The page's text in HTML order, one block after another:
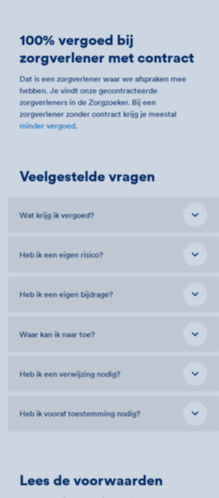
100% vergoed bij
zorgverlener met contract
Dat is een zorgverlener waar we afspraken mee
hebben. Je vindt onze gecontracteerde
zorgverleners in de Zorgzoeker. Bij een
zorgverlener zonder contract krijg je meestal
minder vergoed.
Veelgestelde vragen
Wat krijg ik vergoed?
Heb ik een eigen risico?
Heb ik een eigen bijdrage?
Waar kan ik naar toe?
Heb ik een verwijzing nodig?
Heb ik vooraf toestemming nodig?
Lees de voorwaarden